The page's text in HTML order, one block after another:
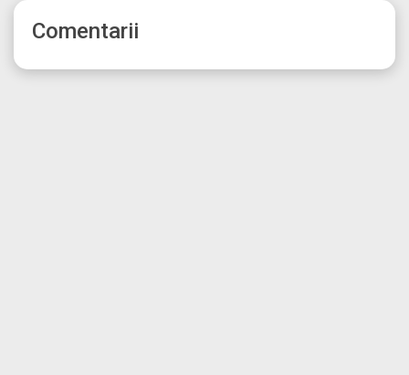
Comentarii